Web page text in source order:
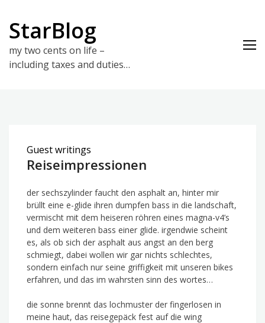
content
StarBlog
my two cents on life –
including taxes and duties…
Guest writings
Reiseimpressionen
der sechszylinder faucht den asphalt an, hinter mir
brüllt eine e-glide ihren dumpfen bass in die landschaft,
vermischt mit dem heiseren röhren eines magna-v4’s
und dem weiteren bass einer glide. irgendwie scheint
es, als ob sich der asphalt aus angst an den berg
schmiegt, dabei wollen wir gar nichts schlechtes,
sondern einfach nur seine griffigkeit mit unseren bikes
erfahren, und das im wahrsten sinn des wortes…
die sonne brennt das lochmuster der fingerlosen in
meine haut, das reisegepäck fest auf die wing